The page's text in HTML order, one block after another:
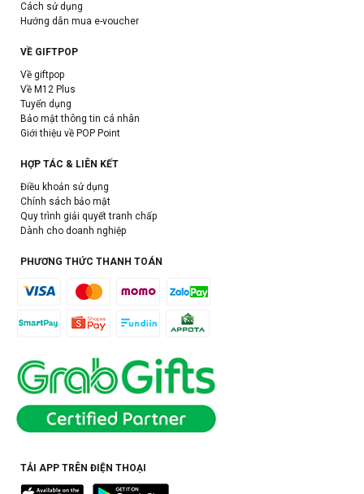
Cách sử dụng
Hướng dẫn mua e-voucher
VỀ GIFTPOP
Về giftpop
Về M12 Plus
Tuyển dụng
Bảo mật thông tin cá nhân
Giới thiệu về POP Point
HỢP TÁC & LIÊN KẾT
Điều khoản sử dụng
Chính sách bảo mật
Quy trình giải quyết tranh chấp
Dành cho doanh nghiệp
PHƯƠNG THỨC THANH TOÁN
TẢI APP TRÊN ĐIỆN THOẠI